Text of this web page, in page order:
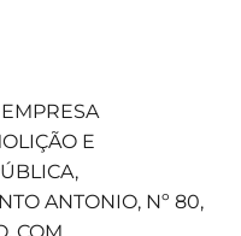
E
ANTONIO, Nº 80,